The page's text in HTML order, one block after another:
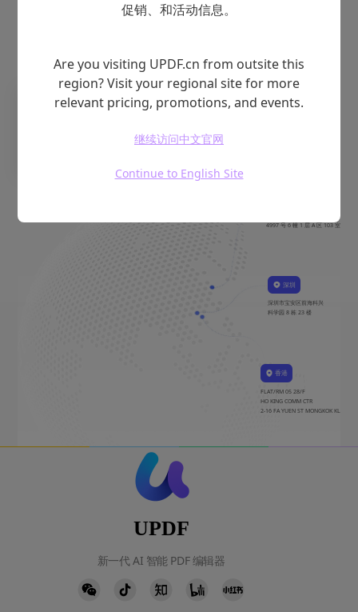
促销、和活动信息。
Are you visiting UPDF.cn from outsite this
region? Visit your regional site for more
relevant pricing, promotions, and events.
继续访问中文官网
Continue to English Site
UPDF
新一代 AI 智能 PDF 编辑器